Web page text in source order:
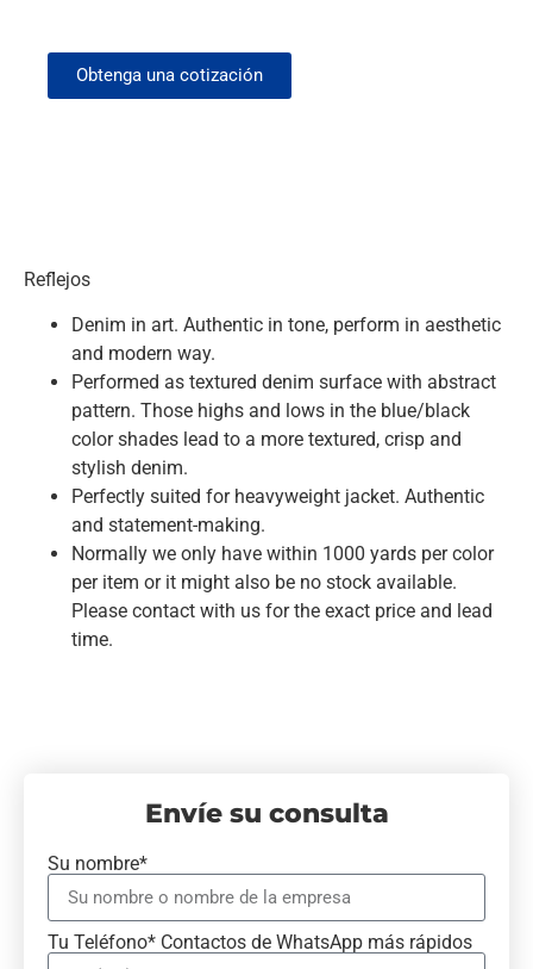
Obtenga una cotización
Reflejos
Denim in art. Authentic in tone, perform in aesthetic
and modern way.
Performed as textured denim surface with abstract
pattern. Those highs and lows in the blue/black
color shades lead to a more textured, crisp and
stylish denim.
Perfectly suited for heavyweight jacket. Authentic
and statement-making.
Normally we only have within 1000 yards per color
per item or it might also be no stock available.
Please contact with us for the exact price and lead
time.
Envíe su consulta
Su nombre*
Tu Teléfono* Contactos de WhatsApp más rápidos